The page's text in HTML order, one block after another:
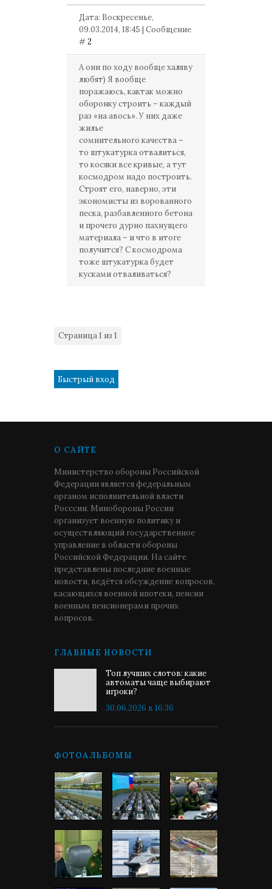
Дата: Воскресенье,
09.03.2014, 18:45 | Сообщение
#2
А они по ходу вообще халяву
любят) Я вообще
поражаюсь, кактак можно
оборонку строить – каждый
раз «на авось». У них даже
жилье
сомнительного качества –
то штукатурка отвалиться,
то косяки все кривые, а тут
космодром надо построить.
Строят его, наверно, эти
экономисты из ворованного
песка, разбавленного бетона
и прочего дурно пахнущего
материала – и что в итоге
получится? С космодрома
тоже штукатурка будет
кусками отваливаться?
Страница1 из 1
О САЙТЕ
Министерство обороны Российской
Федерации является федеральным
органом исполнительной власти
Росссии. Минобороны России
организует военную политику и
осуществляющий государственное
управление в области обороны
Российской Федерации. На сайте
представлены последние военные
новости, ведётся обсуждение вопросов,
касающихся военной ипотеки, пенсии
военным пенсионерами прочих
вопросов.
ГЛАВНЫЕ НОВОСТИ
Топ лучших слотов: какие
автоматы чаще выбирают
игроки?
30.06.2026 в 16:36
ФОТОАЛЬБОМЫ